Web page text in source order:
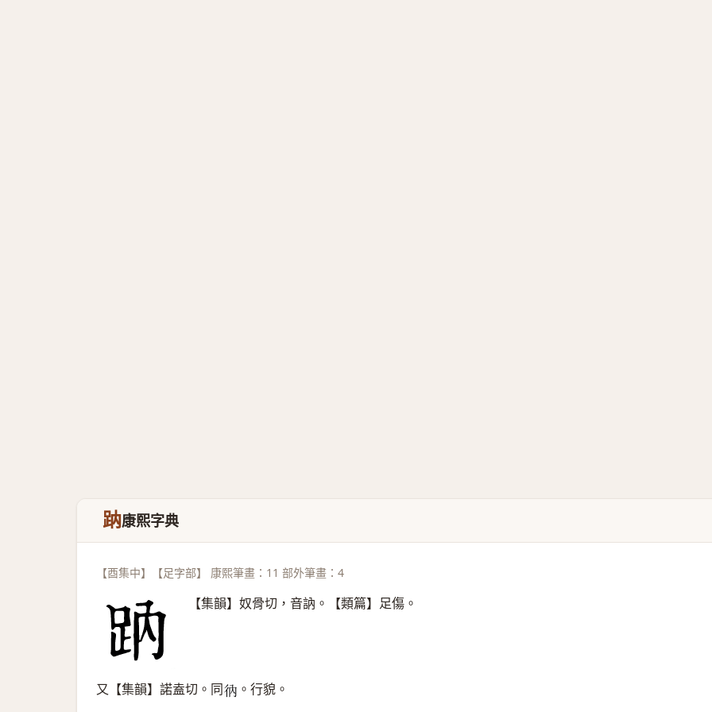
䟜康熙字典
【酉集中】【足字部】 康熙筆畫：11 部外筆畫：4
【集韻】奴骨切，音訥。【類篇】足傷。
又【集韻】諾盍切。同𢓇 。行貌。